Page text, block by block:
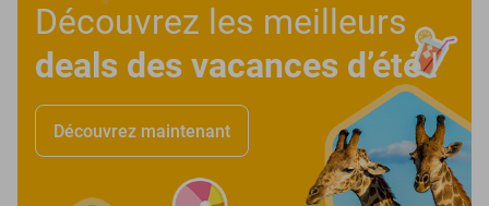
Découvrez les meilleurs
deals des vacances d’été!
Découvrez maintenant